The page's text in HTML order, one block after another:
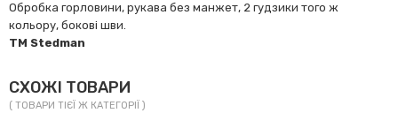
Обробка горловини, рукава без манжет, 2 гудзики того ж
кольору, бокові шви.
TM Stedman
СХОЖІ ТОВАРИ
( ТОВАРИ ТІЄЇ Ж КАТЕГОРІЇ )